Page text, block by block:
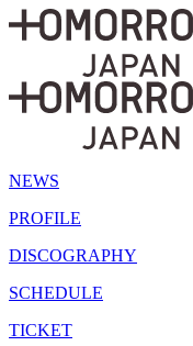
NEWS
PROFILE
DISCOGRAPHY
SCHEDULE
TICKET